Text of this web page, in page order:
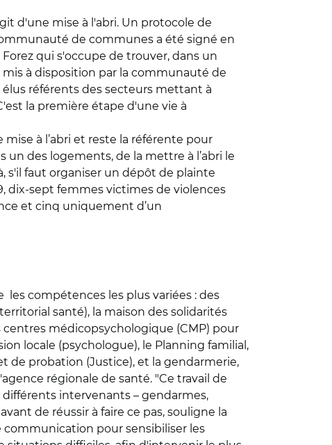
d'une mise à l'abri. Un protocole de
de communes a été signé en
qui s'occupe de trouver, dans un
à disposition par la communauté de
référents des secteurs mettant à
la première étape d'une vie à
à l’abri et reste la référente pour
des logements, de la mettre à l’abri le
s'il faut organiser un dépôt de plainte
dix-sept femmes victimes de violences
et cinq uniquement d’un
compétences les plus variées : des
santé), la maison des solidarités
médicopsychologique (CMP) pour
locale (psychologue), le Planning familial,
de probation (Justice), et la gendarmerie,
régionale de santé. "Ce travail de
intervenants – gendarmes,
de réussir à faire ce pas, souligne la
communication pour sensibiliser les